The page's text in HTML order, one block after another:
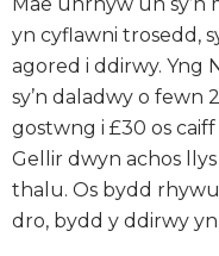
yn cyflawni trosedd,
agored i ddirwy. Yng
sy’n daladwy o fewn
gostwng i £30 os
Gellir dwyn achos
thalu. Os bydd
dro, bydd y ddirwy